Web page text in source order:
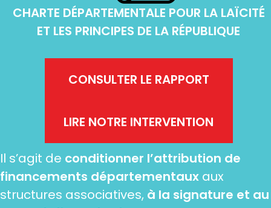
CHARTE DÉPARTEMENTALE POUR LA LAÏCITÉ
ET LES PRINCIPES DE LA RÉPUBLIQUE
CONSULTER LE RAPPORT
LIRE NOTRE INTERVENTION
Il s’agit de conditionner l’attribution de
financements départementaux aux
structures associatives, à la signature et au